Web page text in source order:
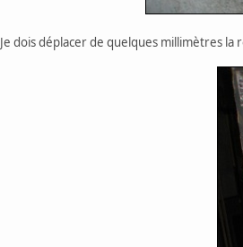
Je dois déplacer de quelques millimètres